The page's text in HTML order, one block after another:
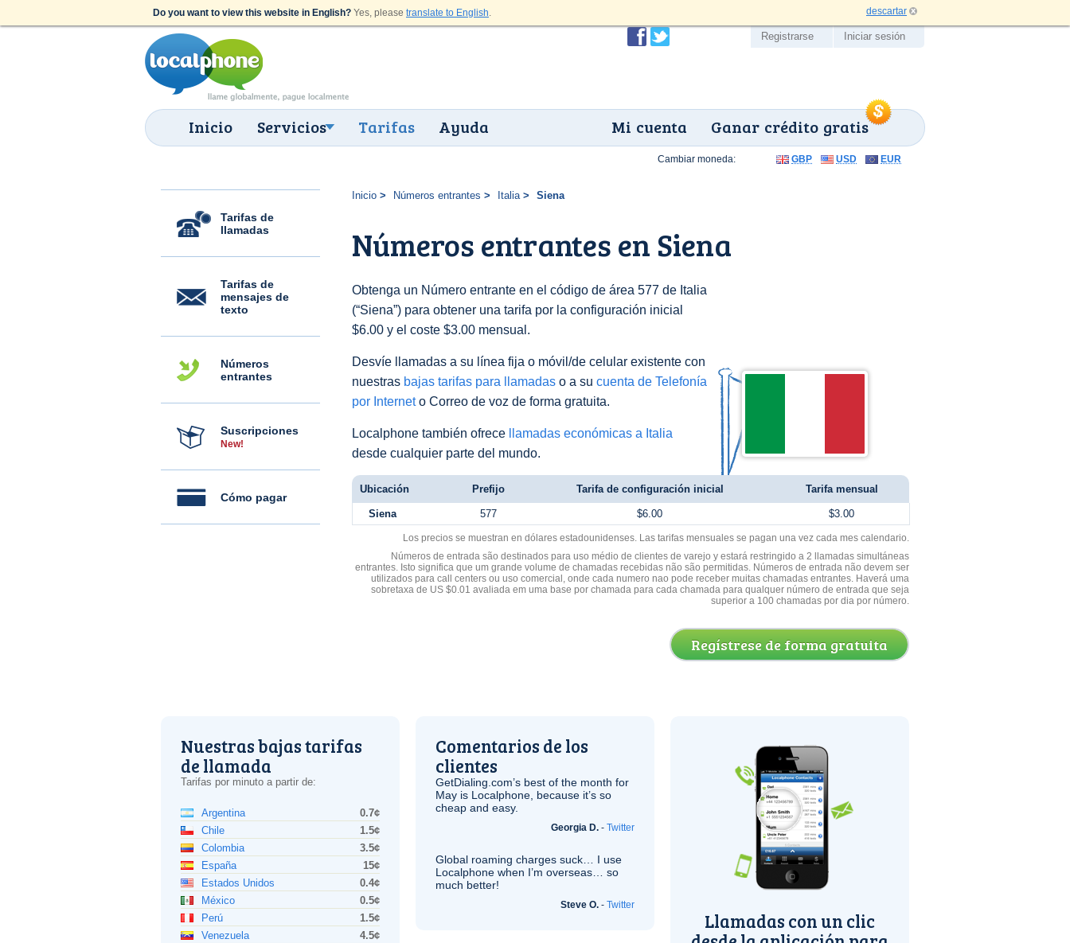
Do you want to view this website in English? Yes, please translate to English. descartar
Inicio Servicios Tarifas Ayuda Ganar crédito gratis
Mi cuenta
Registrarse Iniciar sesión
Tarifas de
llamadas
Tarifas de
mensajes de
texto
Números
entrantes
Suscripciones
New!
Cómo pagar
Inicio Números entrantes Italia Siena
Números entrantes en Siena
Obtenga un Número entrante en el código de área 577 de Italia
(“Siena”) para obtener una tarifa por la configuración inicial
$6.00 y el coste $3.00 mensual.
Desvíe llamadas a su línea fija o móvil/de celular existente con
nuestras bajas tarifas para llamadas o a su cuenta de Telefonía
por Interneto Correo de voz de forma gratuita.
Localphone también ofrece
llamadas económicas a Italia
desde cualquier parte del mundo.
Cambiar moneda: GBP USD EUR
Ubicación Prefijo Tarifa de configuración inicial Tarifa mensual
Siena 577 $6.00 $3.00
Los precios se muestran en dólares estadounidenses. Las tarifas mensuales se pagan una vez cada mes calendario.
Números de entrada são destinados para uso médio de clientes de varejo y estará restringido a 2 llamadas simultáneas
entrantes. Isto significa que um grande volume de chamadas recebidas não são permitidas. Números de entrada não devem ser
utilizados para call centers ou uso comercial, onde cada numero nao pode receber muitas chamadas entrantes. Haverá uma
sobretaxa de US $0.01 avaliada em uma base por chamada para cada chamada para qualquer número de entrada que seja
superior a 100 chamadas por dia por número.
Regístrese de forma gratuita
Nuestras bajas tarifas
de llamada
Tarifas por minuto a partir de:
Argentina
0.7¢
Chile
1.5¢
Colombia
3.5¢
España
15¢
Estados Unidos
0.4¢
México
0.5¢
Perú
1.5¢
Venezuela
4.5¢
Comentarios de los
clientes
GetDialing.com’s best of the month for
May is Localphone, because it’s so
cheap and easy.
Georgia D. - Twitter
Global roaming charges suck… I use
Localphone when I’m overseas… so
much better!
Steve O. - Twitter
Llamadas con un clic